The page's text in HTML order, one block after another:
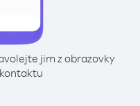
jim z obrazovky